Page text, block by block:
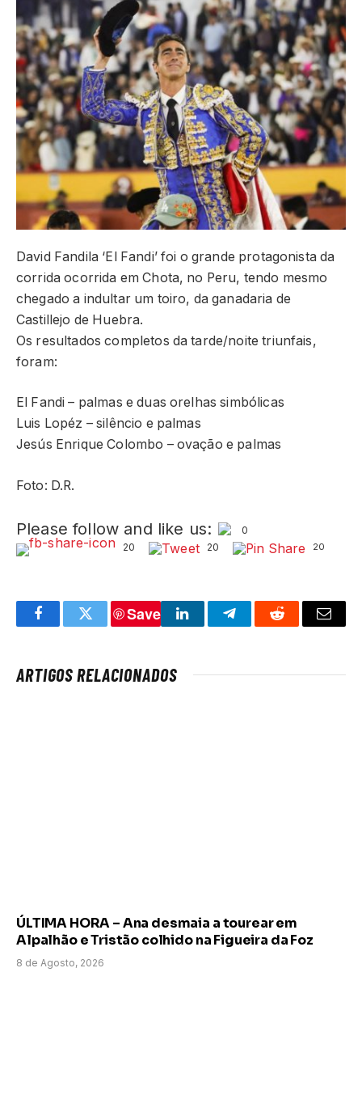
David Fandila ‘El Fandi’ foi o grande protagonista da
corrida ocorrida em Chota, no Peru, tendo mesmo
chegado a indultar um toiro, da ganadaria de
Castillejo de Huebra.
Os resultados completos da tarde/noite triunfais,
foram:
El Fandi – palmas e duas orelhas simbólicas
Luis Lopéz – silêncio e palmas
Jesús Enrique Colombo – ovação e palmas
Foto: D.R.
Please follow and like us:
0
20
20 20
FacebookTwitter
Save
LinkedInTelegramReddit Email
ARTIGOS RELACIONADOS
ÚLTIMA HORA – Ana desmaia a tourear em
Alpalhão e Tristão colhido na Figueira da Foz
8 de Agosto, 2026